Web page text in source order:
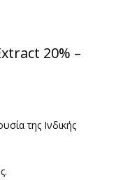
20% –
της Ινδικής